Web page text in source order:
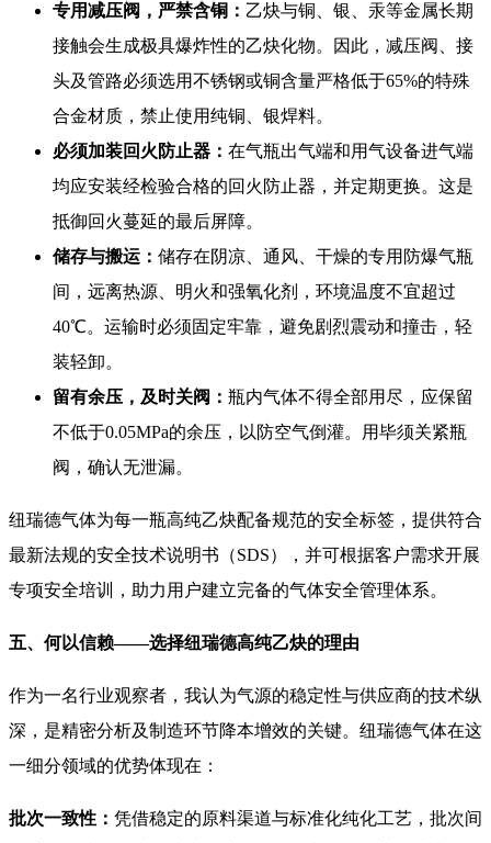
专用减压阀，严禁含铜： 乙炔与铜、银、汞等金属长期
接触会生成极具爆炸性的乙炔化物。因此，减压阀、接
头及管路必须选用不锈钢或铜含量严格低于65%的特殊
合金材质，禁止使用纯铜、银焊料。
必须加装回火防止器： 在气瓶出气端和用气设备进气端
均应安装经检验合格的回火防止器，并定期更换。这是
抵御回火蔓延的最后屏障。
储存与搬运： 储存在阴凉、通风、干燥的专用防爆气瓶
间，远离热源、明火和强氧化剂，环境温度不宜超过
40℃。运输时必须固定牢靠，避免剧烈震动和撞击，轻
装轻卸。
留有余压，及时关阀： 瓶内气体不得全部用尽，应保留
不低于0.05MPa的余压，以防空气倒灌。用毕须关紧瓶
阀，确认无泄漏。
纽瑞德气体为每一瓶高纯乙炔配备规范的安全标签，提供符合
最新法规的安全技术说明书（SDS），并可根据客户需求开展
专项安全培训，助力用户建立完备的气体安全管理体系。
五、何以信赖——选择纽瑞德高纯乙炔的理由
作为一名行业观察者，我认为气源的稳定性与供应商的技术纵
深，是精密分析及制造环节降本增效的关键。纽瑞德气体在这
一细分领域的优势体现在：
批次一致性： 凭借稳定的原料渠道与标准化纯化工艺，批次间